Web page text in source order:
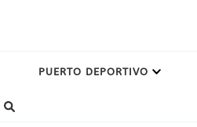
PUERTO DEPORTIVO